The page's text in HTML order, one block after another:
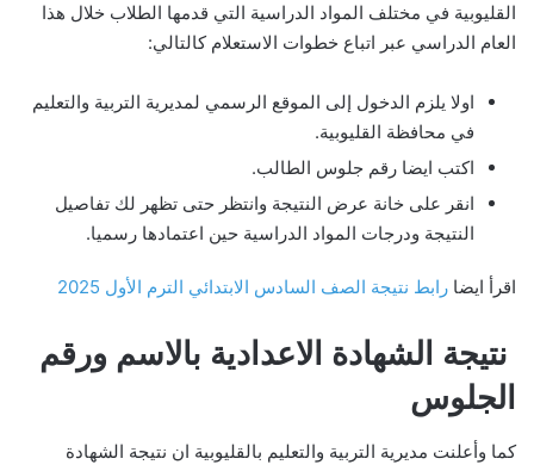
القليوبية في مختلف المواد الدراسية التي قدمها الطلاب خلال هذا
العام الدراسي عبر اتباع خطوات الاستعلام كالتالي:
اولا يلزم الدخول إلى الموقع الرسمي لمديرية التربية والتعليم
في محافظة القليوبية.
اكتب ايضا رقم جلوس الطالب.
انقر على خانة عرض النتيجة وانتظر حتى تظهر لك تفاصيل
النتيجة ودرجات المواد الدراسية حين اعتمادها رسميا.
اقرأ ايضا رابط نتيجة الصف السادس الابتدائي الترم الأول 2025
نتيجة الشهادة الاعدادية بالاسم ورقم
الجلوس
كما وأعلنت مديرية التربية والتعليم بالقليوبية ان نتيجة الشهادة